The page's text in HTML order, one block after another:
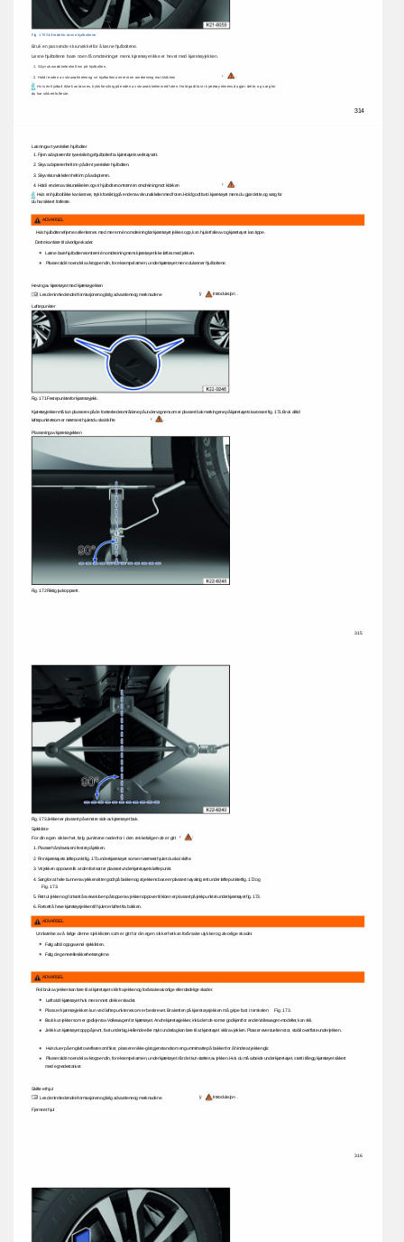
314
1. Skyv skrunøkkelen helt inn på hjulbolten.
2. Hold i enden av skrunøkkelen og vri hjulbolten omtrent en omdreining mot klokken
Hvis en hjulbolt ikke kan løsnes, trykk forsiktig på enden av skrunøkkelen med foten. Hold godt fast i kjøretøyet mens du gjør dette, og sørg for
du har sikkert fotfeste.
Fig. 170 Skifte dekk: løsne hjulboltene.
Bruk en passende skrunøkkel for å løsne hjulboltene.
Løsne hjulboltene bare noen få omdreininger mens kjøretøyet ikke er hevet med kjøretøyjekken.
Hvis hjulboltene fjernes eller løsnes med mer enn én omdreining før kjøretøyet jekkes opp, kan hjulet falle av og kjøretøyet kan tippe.
Introduksjon
2. Skyv adapteren helt inn på den tyverisikre hjulbolten.
Dette kan føre til alvorlige skader.
Fig. 171 Festepunkter for kjøretøyjekk.
Løsne bare hjulboltene omtrent én omdreining mens kjøretøyet ikke løftes med jekken.
3. Skyv skrunøkkelen helt inn på adapteren.
Kjøretøyjekken må kun plasseres på de forsterkede områdene på undervognen som er plassert bak merkingene på kjøretøyets karosseri fig. 171. Bruk alltid
løftepunktet som er nærmest hjulet du skal skifte
4. Hold i enden av skrunøkkelen og vri hjulbolten omtrent en omdreining mot klokken
Plasser aldri noen del av kroppen din, for eksempel armen, under kjøretøyet mens du løsner hjulboltene.
Hvis en hjulbolt ikke kan løsnes, trykk forsiktig på enden av skrunøkkelen med foten. Hold godt fast i kjøretøyet mens du gjør dette, og sørg for
Heving av kjøretøyet med kjøretøyjekken
du har sikkert fotfeste.
Les den innledende informasjonen og følg advarslene og merknadene
ÿ
ÿ
ÿ
Plassering av kjøretøyjekken
Løftepunkter
Løsning av tyverisikre hjulbolter
Fig. 172 Riktig jackoppsett.
315
ADVARSEL
1. Fjern adapteren for tyverisikringshjulbolter fra kjøretøyets verktøysett.
ÿ
:
Plasser kjøretøyjekken kun ved løftepunktene som er beskrevet. Braketten på kjøretøysjekken må gripe fast i terskelen
Fjerne et hjul
1. Plasser håndsveiven i festet på jekken.
ADVARSEL
Bruk kun jekker som er godkjent av Volkswagen for kjøretøyet. Andre kjøretøyjekker, inkludert de som er godkjent for andre Volkswagen-modeller, kan skli.
Følg alltid oppgavene i sjekklisten.
Hvis du er på en glatt overflate som fliser, plasser en ikke-glat gjenstand som en gummimatte på bakken for å hindre at jekken glir.
3. Vri jekken oppover slik at den fortsatt er plassert under kjøretøyets løftepunkt.
Plasser aldri noen del av kroppen din, for eksempel armen, under kjøretøyet når det kun støttes av jekken. Hvis du må arbeide under kjøretøyet, støtt i tillegg kjøretøyet sikkert
med egnede stativer.
4. Sørg for at hele bunnen av jekken sitter godt på bakken og at jekkens base er plassert nøyaktig rett under løftepunktet fig. 172 og
Følg de generelle sikkerhetsreglene.
ÿ
Feil bruk av jekken kan føre til at kjøretøyet sklir fra jekken og forårsake alvorlige eller dødelige skader.
Les den innledende informasjonen og følg advarslene og merknadene
5. Rett ut jekken og fortsett å sveive kloen på toppen av jekken oppover til kloen er plassert på jekkpunktet under kjøretøyet fig. 173.
Sjekkliste
For din egen sikkerhet, følg punktene nedenfor i den rekkefølgen de er gitt
6. Fortsett å heve kjøretøysjekken til hjulet er løftet fra bakken.
Fig. 173.
Introduksjon
2. Finn kjøretøyets løftepunkt fig. 171 under kjøretøyet som er nærmest hjulet du skal skifte.
Jekk kun kjøretøyet opp på jevnt, fast underlag. Hellende eller mykt underlag kan føre til at kjøretøyet sklir av jekken. Plasser eventuelt en stor, stabil overflate under jekken.
Unnlatelse av å følge denne sjekklisten som er gitt for din egen sikkerhet kan forårsake ulykker og alvorlige skader.
316
Fig. 173.
ADVARSEL
Skifte et hjul
Fig. 173 Jekken er plassert på venstre side av kjøretøyet bak.
Løft aldri kjøretøyet hvis mer enn ett dekk er skadet.